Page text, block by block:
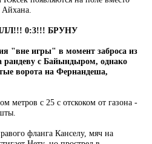
0:3!!! БРУНУ
"вне игры" в момент заброса из
рандеву с Байындыром, однако
ворота на Фернандеша,
метров с 25 с отскоком от газона -
фланга Канселу, мяч на